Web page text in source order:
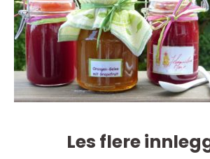
Les flere